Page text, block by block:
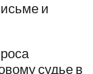
и
судье в